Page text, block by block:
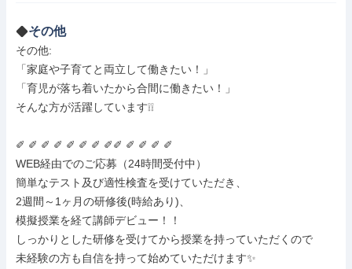
その他
その他:
「家庭や子育てと両立して働きたい！」
「育児が落ち着いたから合間に働きたい！」
そんな方が活躍しています❕❕
✐ ✐ ✐ ✐ ✐ ✐ ✐ ✐✐ ✐ ✐ ✐ ✐
WEB経由でのご応募（24時間受付中）
簡単なテスト及び適性検査を受けていただき、
2週間～1ヶ月の研修後(時給あり)、
模擬授業を経て講師デビュー！！
しっかりとした研修を受けてから授業を持っていただくので
未経験の方も自信を持って始めていただけます✨